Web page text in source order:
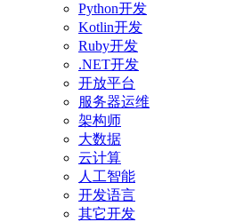
Python开发
Kotlin开发
Ruby开发
.NET开发
开放平台
服务器运维
架构师
大数据
云计算
人工智能
开发语言
其它开发